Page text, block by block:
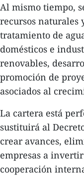
Al mismo tiempo,
recursos naturales
tratamiento de
domésticos e
renovables,
promoción de
asociados al
La cartera está
sustituirá al
crear avances,
empresas a
cooperación